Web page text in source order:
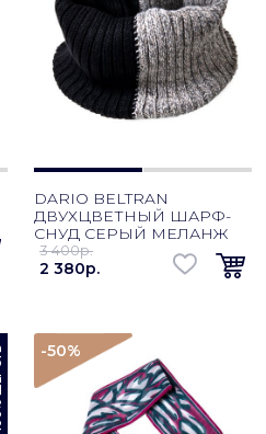
DARIO BELTRAN
ДВУХЦВЕТНЫЙ ШАРФ-
СНУД СЕРЫЙ МЕЛАНЖ
3 400p.
2 380p.
-50%